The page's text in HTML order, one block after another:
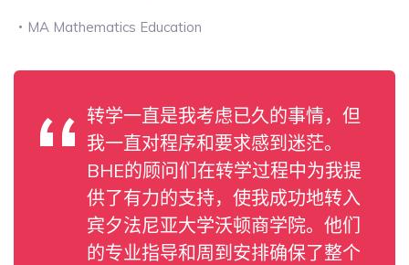
・MA Mathematics Education
转学一直是我考虑已久的事情，但
我一直对程序和要求感到迷茫。
BHE的顾问们在转学过程中为我提
供了有力的支持，使我成功地转入
宾夕法尼亚大学沃顿商学院。他们
的专业指导和周到安排确保了整个